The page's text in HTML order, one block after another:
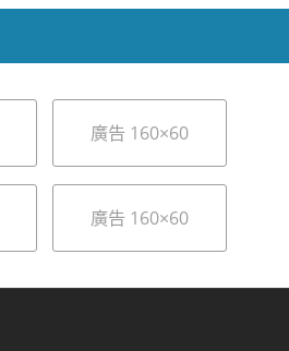
廣告 160×60
廣告 160×60